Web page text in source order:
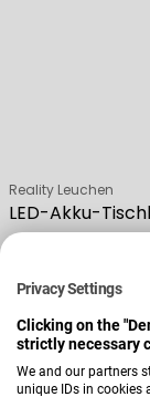
Privacy Settings
Clicking on the
strictly necessary
We and our partners
unique IDs in cookies
LED-Akku-
Verkäufer:
Reality Leuchen
Verkaufspreis
25,00 €
Regulärer Preis
51,99 €